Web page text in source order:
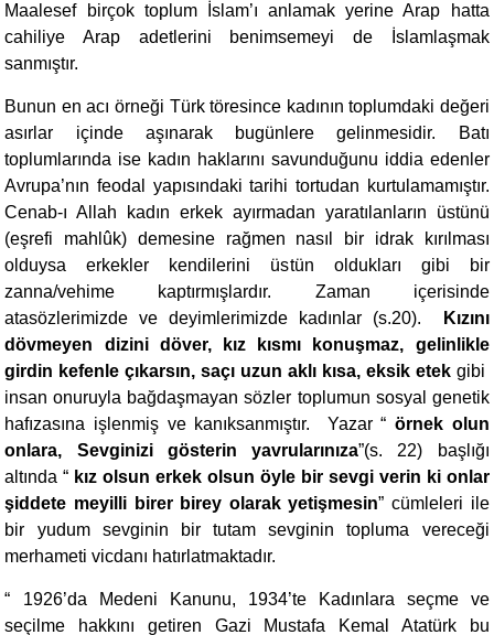
Maalesef birçok toplum İslam’ı anlamak yerine Arap hatta
cahiliye Arap adetlerini benimsemeyi de İslamlaşmak
sanmıştır.
Bunun en acı örneği Türk töresince kadının toplumdaki değeri
asırlar içinde aşınarak bugünlere gelinmesidir. Batı
toplumlarında ise kadın haklarını savunduğunu iddia edenler
Avrupa’nın feodal yapısındaki tarihi tortudan kurtulamamıştır.
Cenab-ı Allah kadın erkek ayırmadan yaratılanların üstünü
(eşrefi mahlûk) demesine rağmen nasıl bir idrak kırılması
olduysa erkekler kendilerini üstün oldukları gibi bir
zanna/vehime kaptırmışlardır. Zaman içerisinde
atasözlerimizde ve deyimlerimizde kadınlar (s.20).
Kızını
dövmeyen dizini döver, kız kısmı konuşmaz, gelinlikle
girdin kefenle çıkarsın, saçı uzun aklı kısa, eksik etekgibi
insan onuruyla bağdaşmayan sözler toplumun sosyal genetik
hafızasına işlenmiş ve kanıksanmıştır. Yazar “ örnek olun
onlara, Sevginizi gösterin yavrularınıza”(s. 22) başlığı
altında “ kız olsun erkek olsun öyle bir sevgi verin ki onlar
şiddete meyilli birer birey olarak yetişmesin” cümleleri ile
bir yudum sevginin bir tutam sevginin topluma vereceği
merhameti vicdanı hatırlatmaktadır.
“ 1926’da Medeni Kanunu, 1934’te Kadınlara seçme ve
seçilme hakkını getiren Gazi Mustafa Kemal Atatürk bu